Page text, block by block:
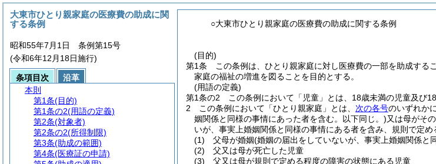
○大東市ひとり親家庭の医療費の助成に関する条例
(目的)
第1条
この条例は、ひとり親家庭に対し医療費の一部を助成す
家庭の福祉の増進を図ることを目的とする。
(用語の定義)
第1条の2
この条例において「児童」とは、18歳未満の児童及び
2
この条例において「ひとり親家庭」とは、 次の各号のいずれか
姻関係と同様の事情にあった者を含む。以下同じ。)又は母がそ
いが、事実上婚姻関係と同様の事情にある者を含み、規則で定
(1)
父母が婚姻(婚姻の届出をしていないが、事実上婚姻関係と
(2)
父又は母が死亡した児童
(3)
父又は母が規則で定める程度の障害の状態にある児童
大東市ひとり親家庭の医療費の助成に関
する条例
昭和55年7月1日 条例第15号
(令和6年12月18日施行)
条項目次
沿革
本則
第1条(目的)
第1条の2(用語の定義)
第2条(対象者)
第2条の2(所得制限)
第3条(助成の範囲)
第4条(医療証の申請)